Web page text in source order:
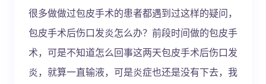
很多做做过包皮手术的患者都遇到过这样的疑问，
包皮手术后伤口发炎怎么办？前段时间做的包皮手
术，可是不知道怎么回事这两天包皮手术后伤口发
炎，就算一直输液，可是炎症也还是没有下去，我